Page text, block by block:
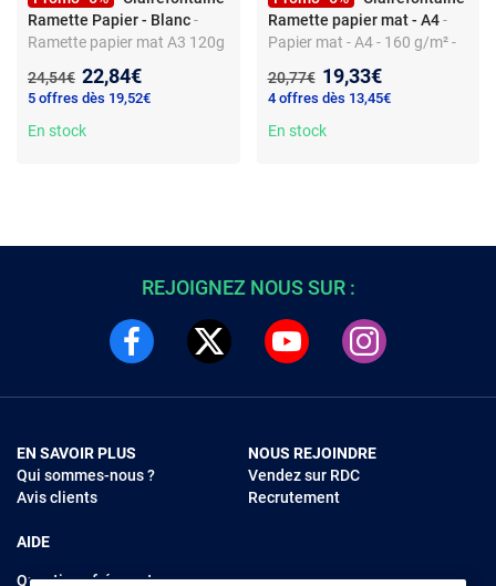
Ramette Papier - Blanc-
Ramette papier mat A3 120g
Ancien prix :
24,54€ Nouveau prix :
22,84€
5 offres dès 19,52€
En stock
Ramette papier mat - A4 -
Papier mat - A4 - 160 g/m² -
imprimantes
Ancien prix :
20,77€ Nouveau prix :
19,33€
4 offres dès 13,45€
En stock
REJOIGNEZ NOUS SUR :
EN SAVOIR PLUS
Qui sommes-nous ?
Avis clients
AIDE
Questions fréquentes
NOUS REJOINDRE
Vendez sur RDC
Recrutement